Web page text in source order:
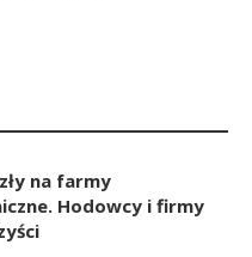
na farmy
Hodowcy i firmy